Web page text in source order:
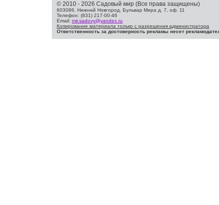
© 2010 - 2026 Садовый мир (Все права защищены)
603086, Нижний Новгород, Бульвар Мира д. 7, оф. 11
Телефон: (831) 217-00-46
Email: mir.sadovy@yandex.ru
Копирование материала только с разрешения администратора
Ответственность за достоверность рекламы несет